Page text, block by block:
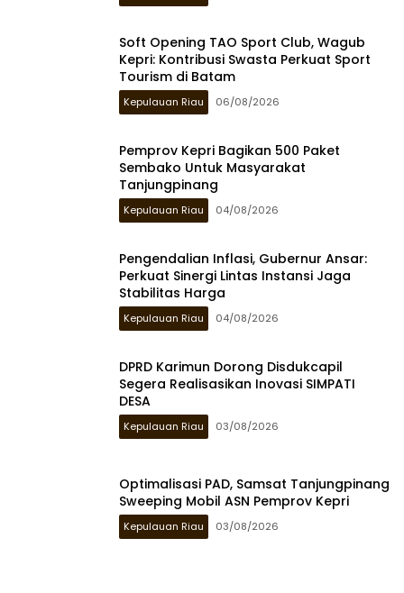
Soft Opening TAO Sport Club, Wagub
Kepri: Kontribusi Swasta Perkuat Sport
Tourism di Batam
Kepulauan Riau 06/08/2026
Pemprov Kepri Bagikan 500 Paket
Sembako Untuk Masyarakat
Tanjungpinang
Kepulauan Riau 04/08/2026
Pengendalian Inflasi, Gubernur Ansar:
Perkuat Sinergi Lintas Instansi Jaga
Stabilitas Harga
Kepulauan Riau 04/08/2026
DPRD Karimun Dorong Disdukcapil
Segera Realisasikan Inovasi SIMPATI
DESA
Kepulauan Riau 03/08/2026
Optimalisasi PAD, Samsat Tanjungpinang
Sweeping Mobil ASN Pemprov Kepri
Kepulauan Riau 03/08/2026